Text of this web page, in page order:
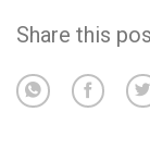
Share this